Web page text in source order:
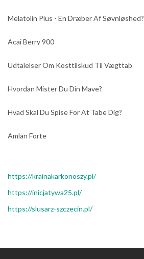
Melatolin Plus - En Dræber Af Søvnløshed?
Acai Berry 900
Udtalelser Om Kosttilskud Til Vægttab
Hvordan Mister Du Din Mave?
Hvad Skal Du Spise For At Tabe Dig?
Amlan Forte
https://krainakarkonoszy.pl/
https://inicjatywa25.pl/
https://slusarz-szczecin.pl/